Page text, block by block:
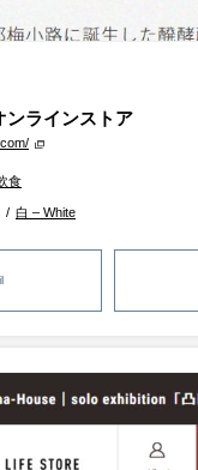
ンラインストア
食
/ 白 – White